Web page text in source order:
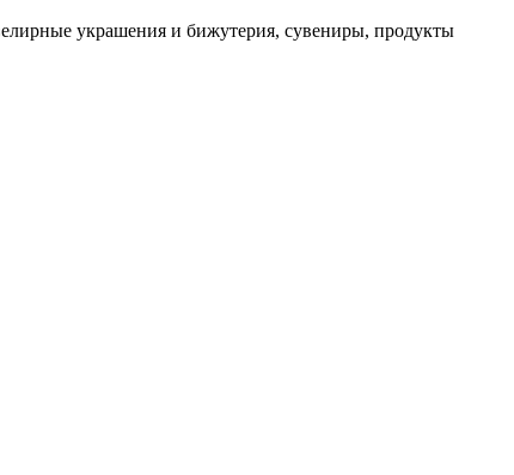
украшения и бижутерия, сувениры, продукты